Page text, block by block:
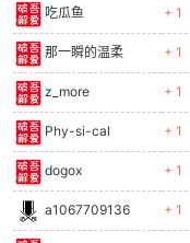
吃瓜鱼 + 1
那一瞬的温柔 + 1
z_more + 1
Phy-si-cal + 1
dogox + 1
a1067709136 + 1